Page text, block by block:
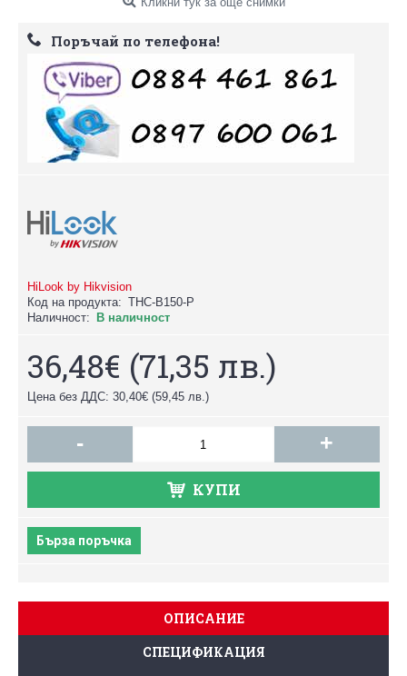
Поръчай по телефона!
HiLook by Hikvision
Код на продукта: THC-B150-P
Наличност:
В наличност
36,48€ (71,35 лв.)
Цена без ДДС: 30,40€ (59,45 лв.)
- +
КУПИ
Бърза поръчка
ОПИСАНИЕ
СПЕЦИФИКАЦИЯ